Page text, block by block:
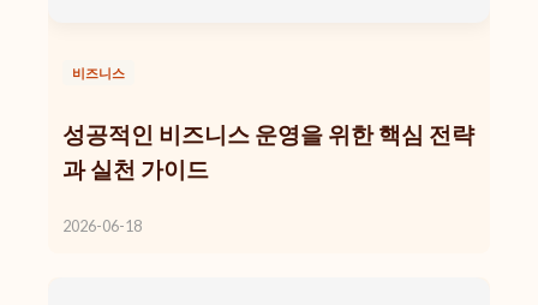
비즈니스
성공적인 비즈니스 운영을 위한 핵심 전략
과 실천 가이드
2026-06-18